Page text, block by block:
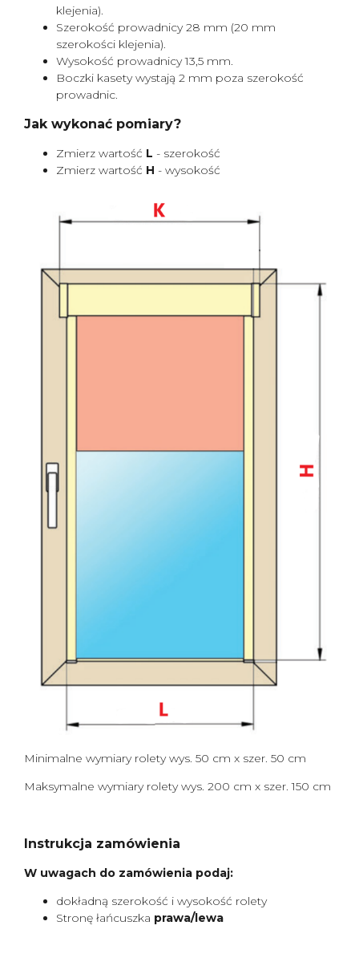
klejenia).
Szerokość prowadnicy 28 mm (20 mm
szerokości klejenia).
Wysokość prowadnicy 13,5 mm.
Boczki kasety wystają 2 mm poza szerokość
prowadnic.
Jak wykonać pomiary?
Zmierz wartość L - szerokość
Zmierz wartość H - wysokość
Minimalne wymiary rolety wys. 50 cm x szer. 50 cm
Maksymalne wymiary rolety wys. 200 cm x szer. 150 cm
Instrukcja zamówienia
W uwagach do zamówienia podaj:
dokładną szerokość i wysokość rolety
Stronę łańcuszka prawa/lewa